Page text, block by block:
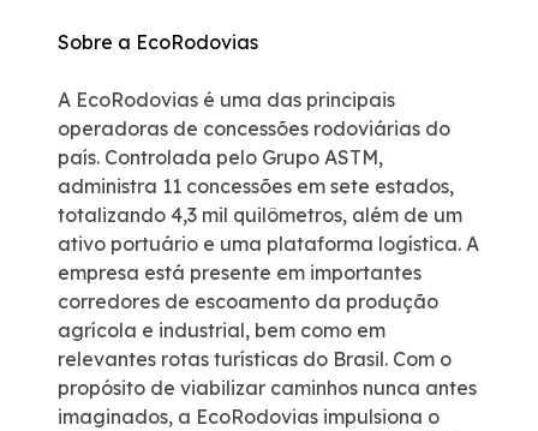
Sobre a EcoRodovias
A EcoRodovias é uma das principais
operadoras de concessões rodoviárias do
país. Controlada pelo Grupo ASTM,
administra 11 concessões em sete estados,
totalizando 4,3 mil quilômetros, além de um
ativo portuário e uma plataforma logística. A
empresa está presente em importantes
corredores de escoamento da produção
agrícola e industrial, bem como em
relevantes rotas turísticas do Brasil. Com o
propósito de viabilizar caminhos nunca antes
imaginados, a EcoRodovias impulsiona o